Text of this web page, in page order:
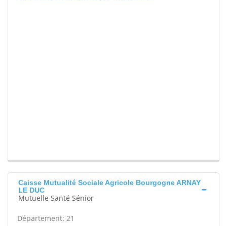
Caisse Mutualité Sociale Agricole Bourgogne ARNAY
LE DUC
Mutuelle Santé Sénior
Département: 21